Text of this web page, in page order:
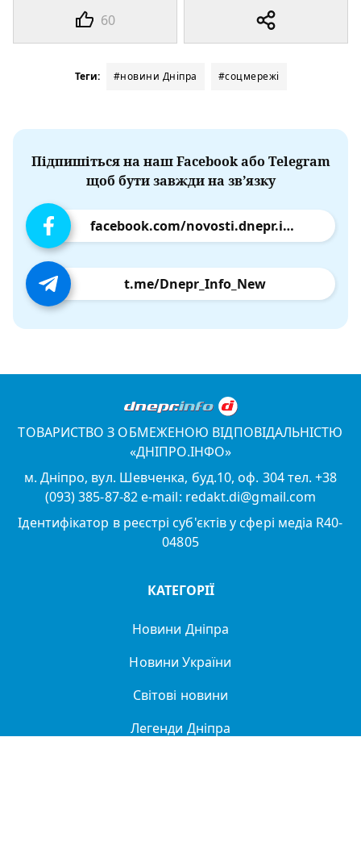
60
Теги: #новини Дніпра #соцмережі
Підпишіться на наш Facebook або Telegram
щоб бути завжди на зв’язку
facebook.com/novosti.dnepr.info
t.me/Dnepr_Info_New
ТОВАРИСТВО З ОБМЕЖЕНОЮ ВІДПОВІДАЛЬНІСТЮ
«ДНІПРО.ІНФО»
м. Дніпро, вул. Шевченка, буд.10, оф. 304 тел. +38
(093) 385-87-82 e-mail: redakt.di@gmail.com
Ідентифікатор в реєстрі суб'єктів у сфері медіа R40-
04805
КАТЕГОРІЇ
Новини Дніпра
Новини України
Світові новини
Легенди Дніпра